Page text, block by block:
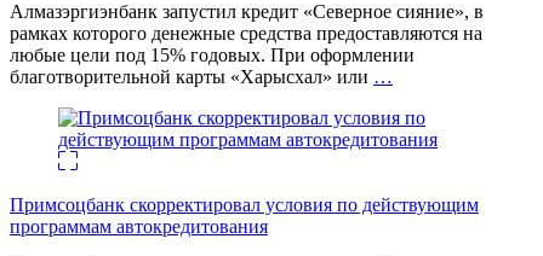
Алмазэргиэнбанк запустил кредит «Северное сияние», в
рамках которого денежные средства предоставляются на
любые цели под 15% годовых. При оформлении
благотворительной карты «Харысхал» или …
Примсоцбанк скорректировал условия по действующим
программам автокредитования